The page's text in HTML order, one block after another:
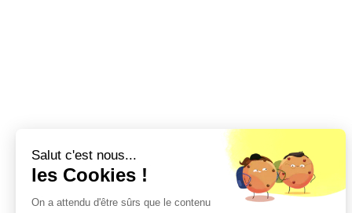
Salut c'est nous...
les Cookies !
On a attendu d'être sûrs que le contenu